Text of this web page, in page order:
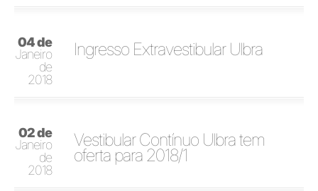
04 de
Janeiro
de
2018
Ingresso Extravestibular Ulbra
02 de
Janeiro
de
2018
Vestibular Contínuo Ulbra tem
oferta para 2018/1